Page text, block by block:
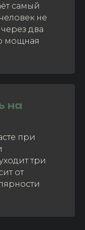
самый
не
два
мощная
на
при
три
от